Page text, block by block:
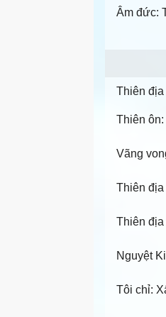
Âm đức:
Thiên địa
Thiên
Vãng
Thiên địa
Thiên địa
Nguyệt
Tôi chỉ: